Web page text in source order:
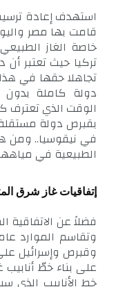
استهدف إعادة
قامت بها مصر
خاصة الغاز
تركيا حيث تعتبر
تجاهلا حقها في
دولة كاملة بدون
الوقت الذي تعترف
بقبرص دولة مستقلة
في نيقوسيا.. ومن
الطبيعية في
إتفاقيات غاز شرق
فضلاً عن الاتفاقية
وقبرص وإسرائيل
على بناء خطّ